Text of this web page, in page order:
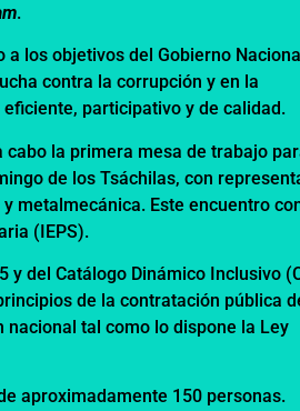
.
a los objetivos del Gobierno
contra la corrupción y en la
participativo y de calidad.
cabo la primera mesa de trabajo
de los Tsáchilas, con
metalmecánica. Este encuentro
(IEPS).
del Catálogo Dinámico Inclusivo
de la contratación pública
tal como lo dispone la Ley
aproximadamente 150 personas.